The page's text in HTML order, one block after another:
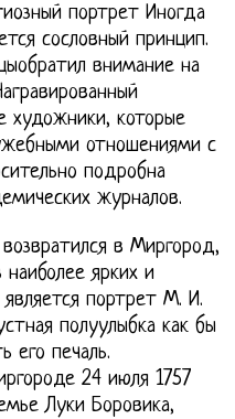
портрет Иногда
сословный принцип.
внимание на
художники, которые
отношениями с
подробна
журналов.
в Миргород,
ярких и
является портрет М. И.
полуулыбка как бы
его печаль.
24 июля 1757
Луки Боровика,